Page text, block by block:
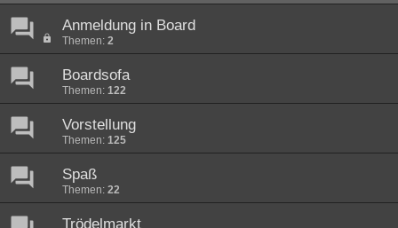
h
Anmeldung in Board
Themen: 2
Boardsofa
Themen: 122
Vorstellung
Themen: 125
Spaß
Themen: 22
Trödelmarkt